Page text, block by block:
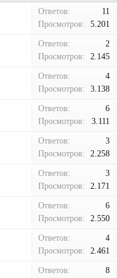
Ответов:
11
Просмотров:
5.201
Ответов:
2
Просмотров:
2.145
Ответов:
4
Просмотров:
3.138
Ответов:
6
Просмотров:
3.111
Ответов:
3
Просмотров:
2.258
Ответов:
3
Просмотров:
2.171
Ответов:
6
Просмотров:
2.550
Ответов:
4
Просмотров:
2.461
Ответов:
8